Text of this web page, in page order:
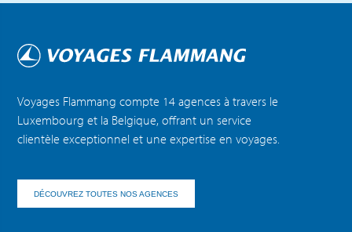
Voyages Flammang compte 14 agences à travers le
Luxembourg et la Belgique, offrant un service
clientèle exceptionnel et une expertise en voyages.
DÉCOUVREZ TOUTES NOS AGENCES